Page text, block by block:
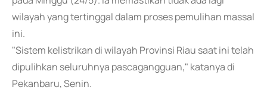
wilayah yang tertinggal dalam proses pemulihan massal
ini.
"Sistem kelistrikan di wilayah Provinsi Riau saat ini telah
dipulihkan seluruhnya pascagangguan," katanya di
Pekanbaru, Senin.